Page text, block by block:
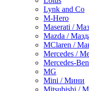
Lynk and Co
M-Hero
Maserati /
Mazda /
MClaren /
Mercedes /
Mercedes-
MG
Mini / Мини
Mitsubishi /